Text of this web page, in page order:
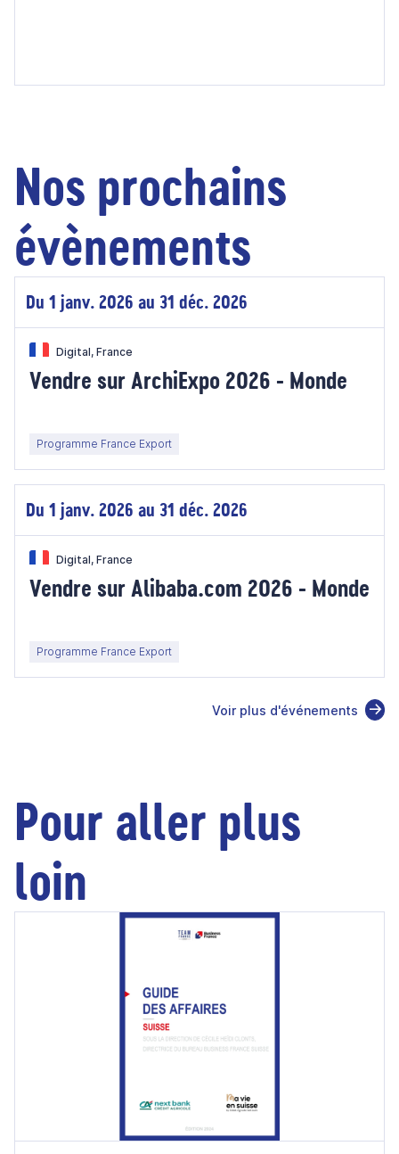
Nos prochains
évènements
Du 1 janv. 2026 au 31 déc. 2026
Digital, France
Vendre sur ArchiExpo 2026 - Monde
Programme France Export
Du 1 janv. 2026 au 31 déc. 2026
Digital, France
Vendre sur Alibaba.com 2026 - Monde
Programme France Export
Voir plus d'événements
Pour aller plus
loin